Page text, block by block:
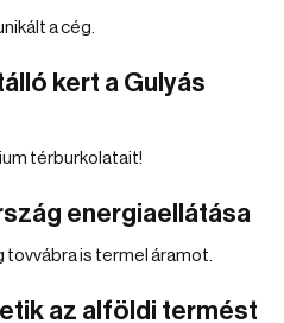
a cég.
kert a Gulyás
térburkolatait!
energiaellátása
tovvábra is termel áramot.
az alföldi termést